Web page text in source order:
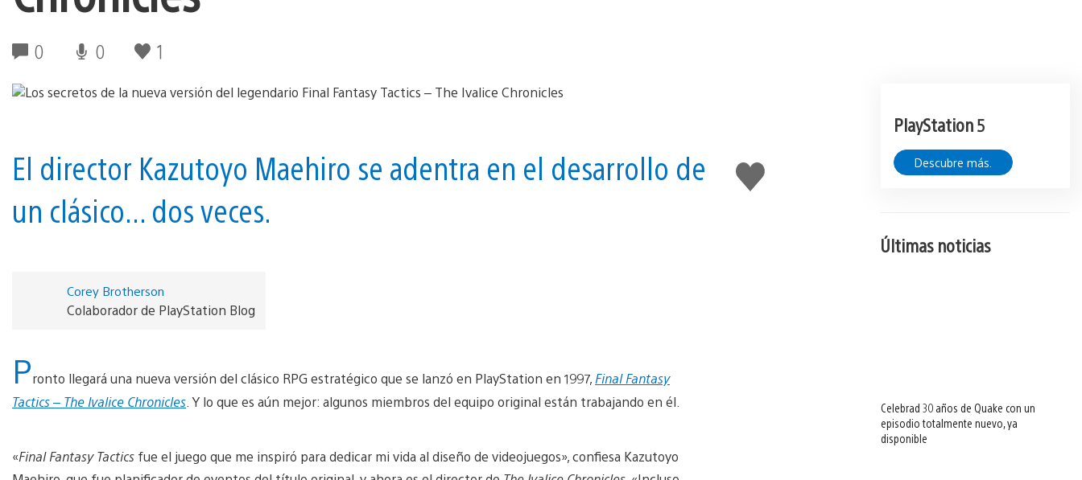
0 0 1
Me
gusta
esto
El director Kazutoyo Maehiro se adentra en el desarrollo de
un clásico... dos veces.
Corey Brotherson
Colaborador de PlayStation Blog
Pronto llegará una nueva versión del clásico RPG estratégico que se lanzó en PlayStation en 1997, Final Fantasy
Tactics – The Ivalice Chronicles . Y lo que es aún mejor: algunos miembros del equipo original están trabajando en él.
«Final Fantasy Tactics fue el juego que me inspiró para dedicar mi vida al diseño de videojuegos», confiesa Kazutoyo
PlayStation 5
Descubre más.
Últimas noticias
Celebrad 30 años de Quake con un
episodio totalmente nuevo, ya
disponible